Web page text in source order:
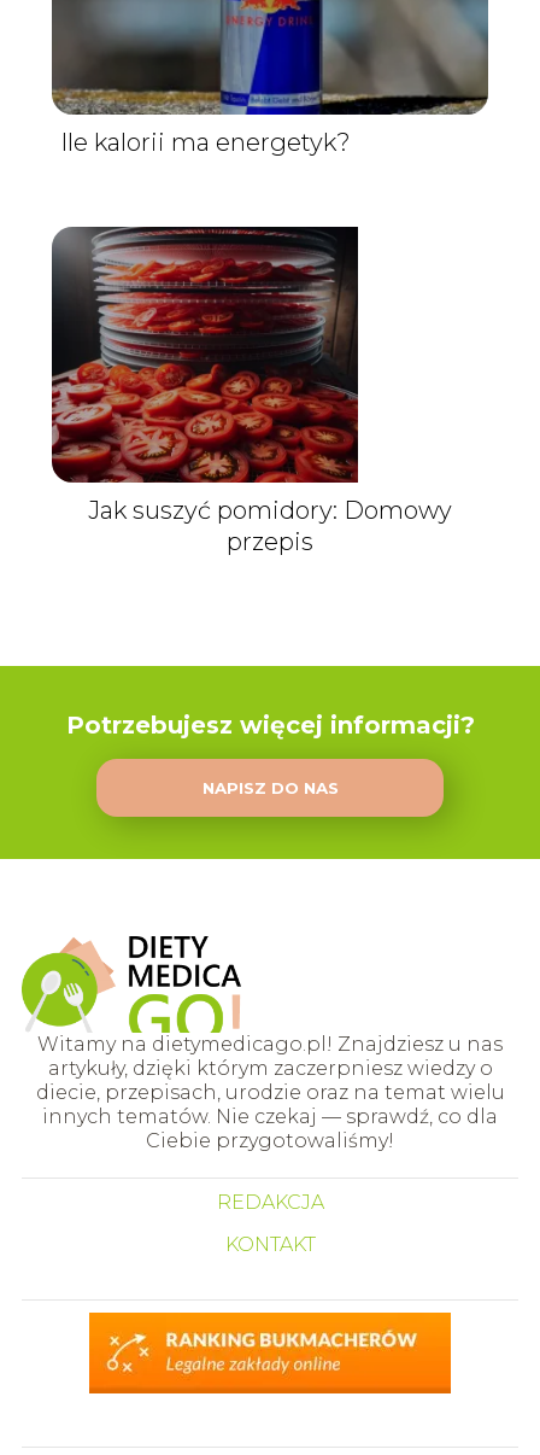
Ile kalorii ma energetyk?
Jak suszyć pomidory: Domowy
przepis
Potrzebujesz więcej informacji?
NAPISZ DO NAS
Witamy na dietymedicago.pl! Znajdziesz u nas
artykuły, dzięki którym zaczerpniesz wiedzy o
diecie, przepisach, urodzie oraz na temat wielu
innych tematów. Nie czekaj — sprawdź, co dla
Ciebie przygotowaliśmy!
REDAKCJA
KONTAKT